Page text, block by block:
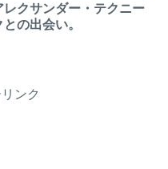
レクサンダー・テクニー
との出会い。
ンク